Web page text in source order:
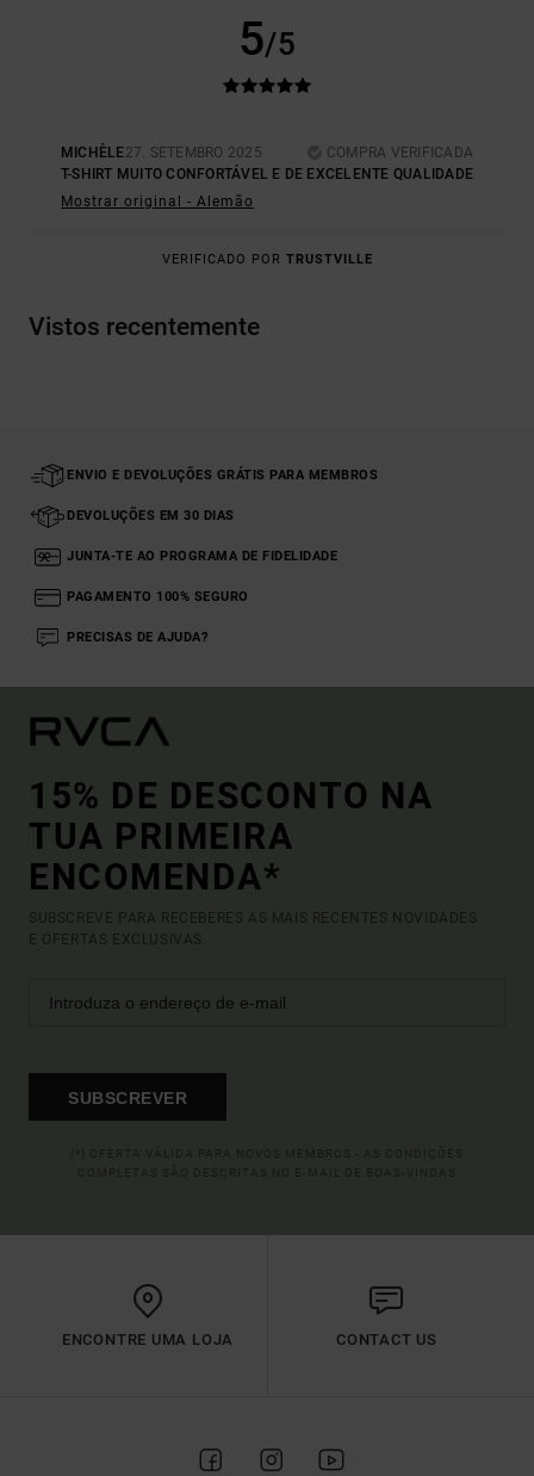
5/5
MICHÈLE27. SETEMBRO 2025
COMPRA VERIFICADA
T-SHIRT MUITO CONFORTÁVEL E DE EXCELENTE QUALIDADE
Mostrar original - Alemão
VERIFICADO POR TRUSTVILLE
Vistos recentemente
ENVIO E DEVOLUÇÕES GRÁTIS PARA MEMBROS
DEVOLUÇÕES EM 30 DIAS
JUNTA-TE AO PROGRAMA DE FIDELIDADE
PAGAMENTO 100% SEGURO
PRECISAS DE AJUDA?
15% DE DESCONTO NA
TUA PRIMEIRA
ENCOMENDA*
SUBSCREVE PARA RECEBERES AS MAIS RECENTES NOVIDADES
E OFERTAS EXCLUSIVAS.
SUBSCREVER
ENCONTRE UMA LOJA CONTACT US